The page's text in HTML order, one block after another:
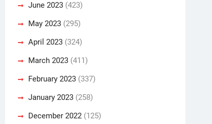
June 2023 (423)
May 2023 (295)
April 2023 (324)
March 2023 (411)
February 2023 (337)
January 2023 (258)
December 2022 (125)